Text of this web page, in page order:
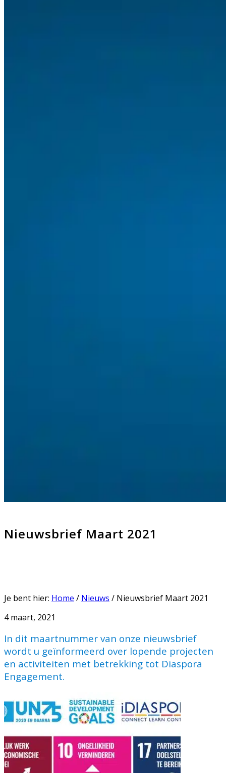
Nieuwsbrief Maart 2021
Je bent hier: Home / Nieuws / Nieuwsbrief Maart 2021
4 maart, 2021
In dit maartnummer van onze nieuwsbrief
wordt u geïnformeerd over lopende projecten
en activiteiten met betrekking tot Diaspora
Engagement.